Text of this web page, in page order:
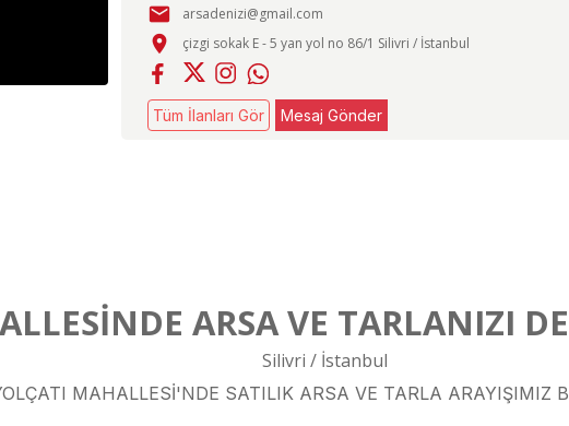
email arsadenizi@gmail.com
place çizgi sokak E - 5 yan yol no 86/1 Silivri / İstanbul
Tüm İlanları Gör Mesaj Gönder
ARSA VE TARLANIZI
Silivri / İstanbul
MAHALLESİ'NDE SATILIK ARSA VE TARLA ARAYIŞIMIZ